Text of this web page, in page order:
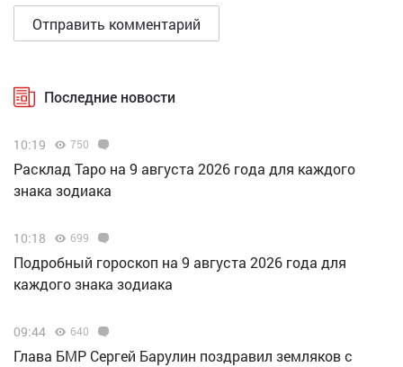
Последние новости
10:19 750
Расклад Таро на 9 августа 2026 года для каждого
знака зодиака
10:18 699
Подробный гороскоп на 9 августа 2026 года для
каждого знака зодиака
09:44 640
Глава БМР Сергей Барулин поздравил земляков с